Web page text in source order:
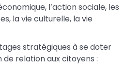
l’action sociale, les
la vie culturelle, la vie
stratégiques à se doter
de relation aux citoyens :